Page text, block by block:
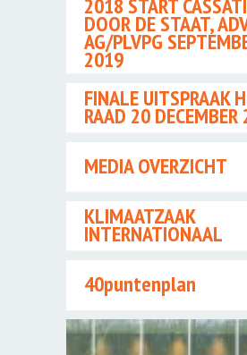
2018 START
DOOR DE STAAT,
AG/PLVPG
2019
FINALE UITSPRAAK
RAAD 20
MEDIA OVERZICHT
KLIMAATZAAK
INTERNATIONAAL
40puntenplan